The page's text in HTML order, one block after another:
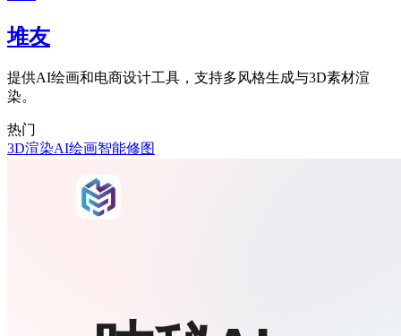
堆友
提供AI绘画和电商设计工具，支持多风格生成与3D素材渲
染。
热门
3D渲染AI绘画智能修图